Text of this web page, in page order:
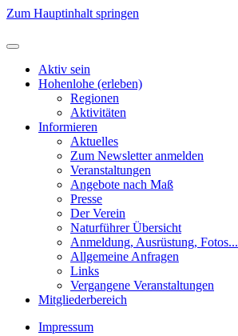
Zum Hauptinhalt springen
Aktiv sein
Hohenlohe (erleben)
Regionen
Aktivitäten
Informieren
Aktuelles
Zum Newsletter anmelden
Veranstaltungen
Angebote nach Maß
Presse
Der Verein
Naturführer Übersicht
Anmeldung, Ausrüstung, Fotos...
Allgemeine Anfragen
Links
Vergangene Veranstaltungen
Mitgliederbereich
Impressum